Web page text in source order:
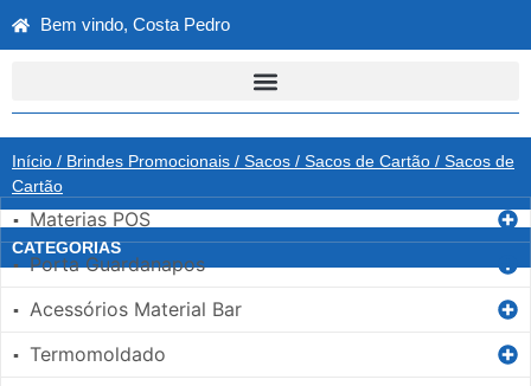
Bem vindo, Costa Pedro
Início / Brindes Promocionais / Sacos / Sacos de Cartão / Sacos de
Cartão
CATEGORIAS
▪ Materias POS
▪ Porta Guardanapos
▪ Acessórios Material Bar
▪ Termomoldado